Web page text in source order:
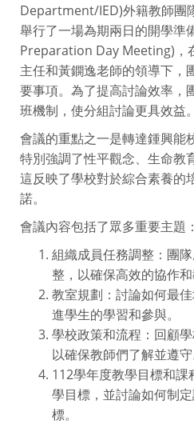
Department/IED)外籍教師團
舉行了一場為期兩日的開學準
Preparation Day Meeting)，
主任和黃鐦逸老師的領導下，
要事項。為了提高討論效率，
班機制，使分組討論更具效益。
會議的重點之一是轉達鍾興能
特別強調了性平觀念、生命教
這反映了學校對於綜合素養的
諾。
會議內容包括了眾多重要主題：
組織成員任務調整：團
整，以確保高效的協作和
教室規劃：討論如何最
進學生的學習和參與。
學校政策和流程：回顧
以確保教師們了解並遵守
112學年度教學目標和
學目標，並討論如何制
標。